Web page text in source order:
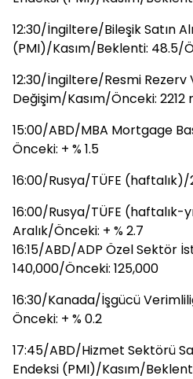
12:30/İngiltere/Bileşik Satın
(PMI)/Kasım/Beklenti: 48.5/
12:30/İngiltere/Resmi Rezerv
Değişim/Kasım/Önceki:
15:00/ABD/MBA Mortgage
Önceki: + % 1.5
16:00/Rusya/TÜFE (haftalık)/
16:00/Rusya/TÜFE (haftalık-
Aralık/Önceki: + % 2.7
16:15/ABD/ADP Özel Sektör
140,000/Önceki: 125,000
16:30/Kanada/İşgücü
Önceki: + % 0.2
17:45/ABD/Hizmet Sektörü
Endeksi (PMI)/Kasım/